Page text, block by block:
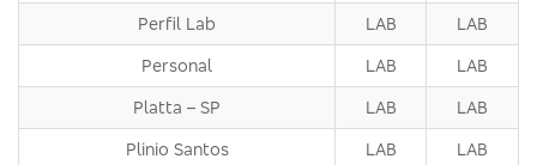
Perfil Lab LAB LAB
Personal LAB LAB
Platta – SP LAB LAB
Plinio Santos LAB LAB